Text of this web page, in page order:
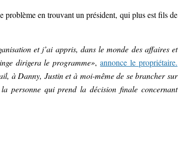
en trouvant un président, qui plus est fils de
et j’ai appris, dans le monde des affaires et
dirigera le programme»,annonce le propriétaire.
à Danny, Justin et à moi-même de se brancher sur
personne qui prend la décision finale concernant